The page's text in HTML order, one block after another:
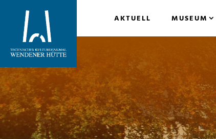
AKTUELL MUSEUM